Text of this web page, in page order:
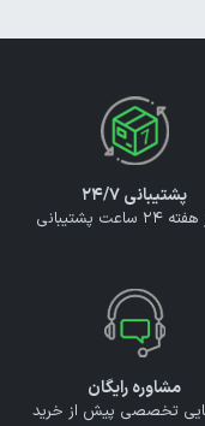
پشتیبانی ۲۴/۷
مشاوره رایگان
تخصصی پیش از خرید